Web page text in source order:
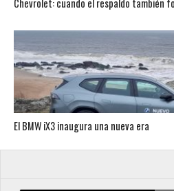
Chevrolet: cuando el respaldo también
El BMW iX3 inaugura una nueva era